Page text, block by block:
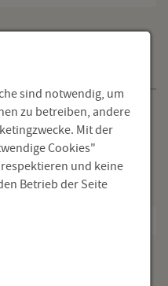
sind notwendig, um
zu betreiben, andere
Mit der
Cookies"
und keine
Betrieb der Seite